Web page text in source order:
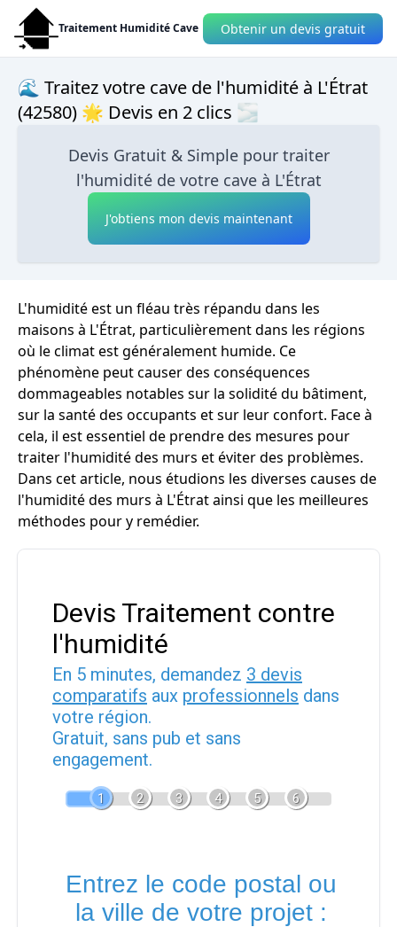
Traitement Humidité Cave Obtenir un devis gratuit
🌊 Traitez votre cave de l'humidité à L'Étrat
(42580) 🌟 Devis en 2 clics 🌫
Devis Gratuit & Simple pour traiter
l'humidité de votre cave à L'Étrat
J'obtiens mon devis maintenant
L'humidité est un fléau très répandu dans les
maisons à L'Étrat, particulièrement dans les régions
où le climat est généralement humide. Ce
phénomène peut causer des conséquences
dommageables notables sur la solidité du bâtiment,
sur la santé des occupants et sur leur confort. Face à
cela, il est essentiel de prendre des mesures pour
traiter l'humidité des murs et éviter des problèmes.
Dans cet article, nous étudions les diverses causes de
l'humidité des murs à L'Étrat ainsi que les meilleures
méthodes pour y remédier.
Devis Traitement contre
l'humidité
En 5 minutes, demandez 3 devis
comparatifs aux professionnels dans
votre région.
Gratuit, sans pub et sans
engagement.
1 2 3 4 5 6
Entrez le code postal ou
la ville de votre projet :